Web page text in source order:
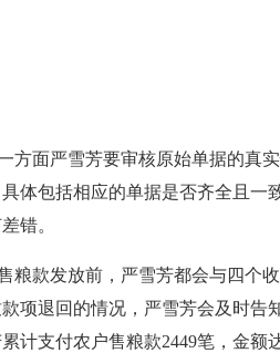
方面严雪芳要审核原始单据的真
体包括相应的单据是否齐全且
错。
粮款发放前，严雪芳都会与四个
项退回的情况，严雪芳会及时
计支付农户售粮款2449笔，金额